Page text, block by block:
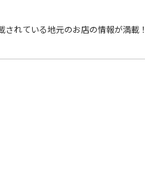
されている地元のお店の情報が満載！